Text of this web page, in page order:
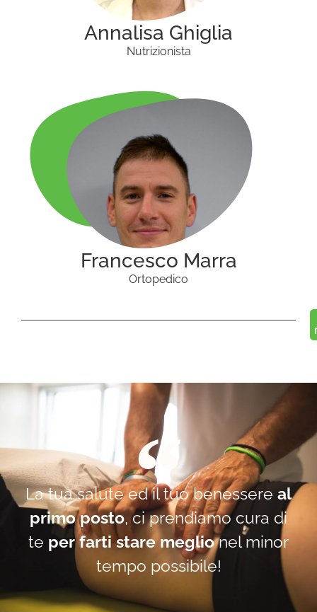
Annalisa Ghiglia
Nutrizionista
Francesco Marra
Ortopedico
La tua salute ed il tuo benessere al
primo posto, ci prendiamo cura di
te per farti stare meglionel minor
tempo possibile!